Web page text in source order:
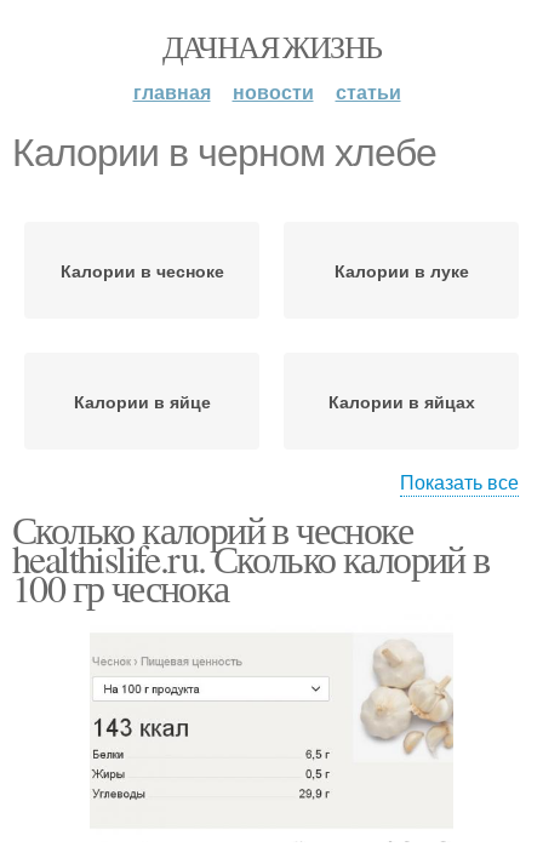
ДАЧНАЯ ЖИЗНЬ
главная новости статьи
Калории в черном хлебе
Калории в чесноке Калории в луке
Калории в яйце Калории в яйцах
Калории в гречке
соусе
перце
Показать все
Сколько калорий в чесноке
healthislife.ru. Сколько калорий в
100 гр чеснока